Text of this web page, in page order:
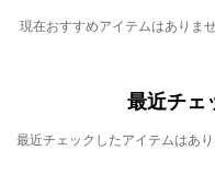
現在おすすめアイテムはありませ
最近チェ
最近チェックしたアイテムはあり